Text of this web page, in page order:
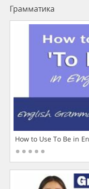
Грамматика
How to Use To Be in